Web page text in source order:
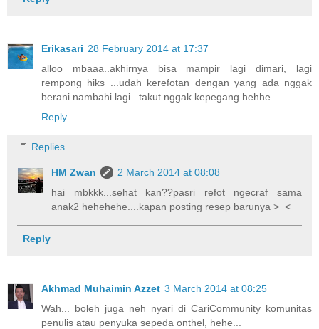
Erikasari 28 February 2014 at 17:37
alloo mbaaa..akhirnya bisa mampir lagi dimari, lagi
rempong hiks ...udah kerefotan dengan yang ada nggak
berani nambahi lagi...takut nggak kepegang hehhe...
Reply
Replies
HM Zwan
2 March 2014 at 08:08
hai mbkkk...sehat kan??pasri refot ngecraf sama
anak2 hehehehe....kapan posting resep barunya >_<
Reply
Akhmad Muhaimin Azzet 3 March 2014 at 08:25
Wah... boleh juga neh nyari di CariCommunity komunitas
penulis atau penyuka sepeda onthel, hehe...